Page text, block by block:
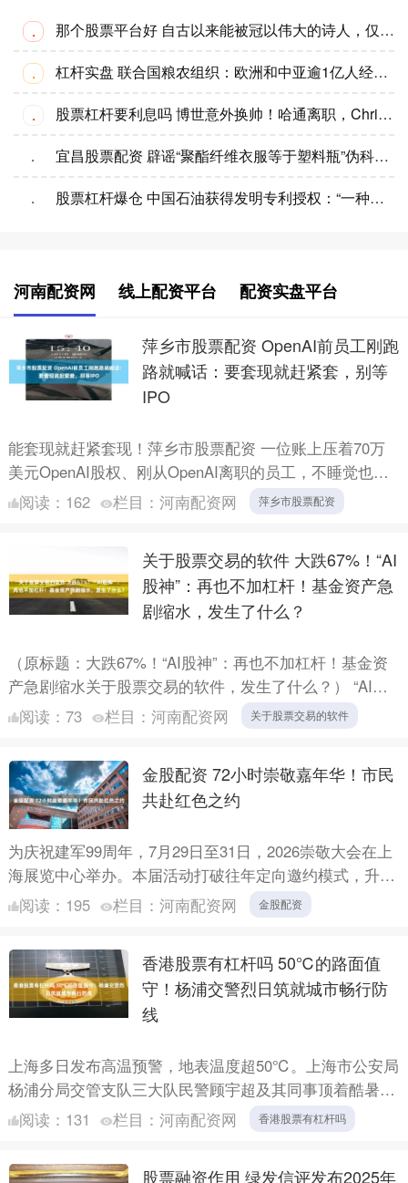
· 那个股票平台好 自古以来能被冠以伟大的诗人，仅有四个，其它人皆与“伟大”无缘
· 杠杆实盘 联合国粮农组织：欧洲和中亚逾1亿人经历粮食短缺
· 股票杠杆要利息吗 博世意外换帅！哈通离职，Christian Fischer接任
· 宜昌股票配资 辟谣“聚酯纤维衣服等于塑料瓶”伪科普 中国石油科学拆解误区
· 股票杠杆爆仓 中国石油获得发明专利授权：“一种可改造性确定方法、装置、存储介质及电子设备”
河南配资网 线上配资平台 配资实盘平台
萍乡市股票配资 OpenAI前员工刚跑
路就喊话：要套现就赶紧套，别等
IPO
能套现就赶紧套现！萍乡市股票配资 一位账上压着70万
美元OpenAI股权、刚从OpenAI离职的员工，不睡觉也要
上网喊话老同事。 眼看OpenAI的估值一路走高....
阅读： 162 栏目： 河南配资网 萍乡市股票配资
关于股票交易的软件 大跌67%！“AI
股神”：再也不加杠杆！基金资产急
剧缩水，发生了什么？
（原标题：大跌67%！“AI股神”：再也不加杠杆！基金资
产急剧缩水关于股票交易的软件，发生了什么？） “AI股
神”跌落神坛。 在最新公开的信件中，号称“AI股神....
阅读： 73 栏目： 河南配资网 关于股票交易的软件
金股配资 72小时崇敬嘉年华！市民
共赴红色之约
为庆祝建军99周年，7月29日至31日，2026崇敬大会在上
海展览中心举办。本届活动打破往年定向邀约模式，升级
为向社会开放的崇敬嘉年华，3天开展20余场主题活动....
阅读： 195 栏目： 河南配资网 金股配资
香港股票有杠杆吗 50℃的路面值
守！杨浦交警烈日筑就城市畅行防
线
上海多日发布高温预警，地表温度超50℃。上海市公安局
杨浦分局交管支队三大队民警顾宇超及其同事顶着酷暑值
守长海路恒仁路路口，警服被汗水浸透，依旧规范指挥交
阅读： 131 栏目： 河南配资网 香港股票有杠杆吗
股票融资作用 绿发信评发布2025年